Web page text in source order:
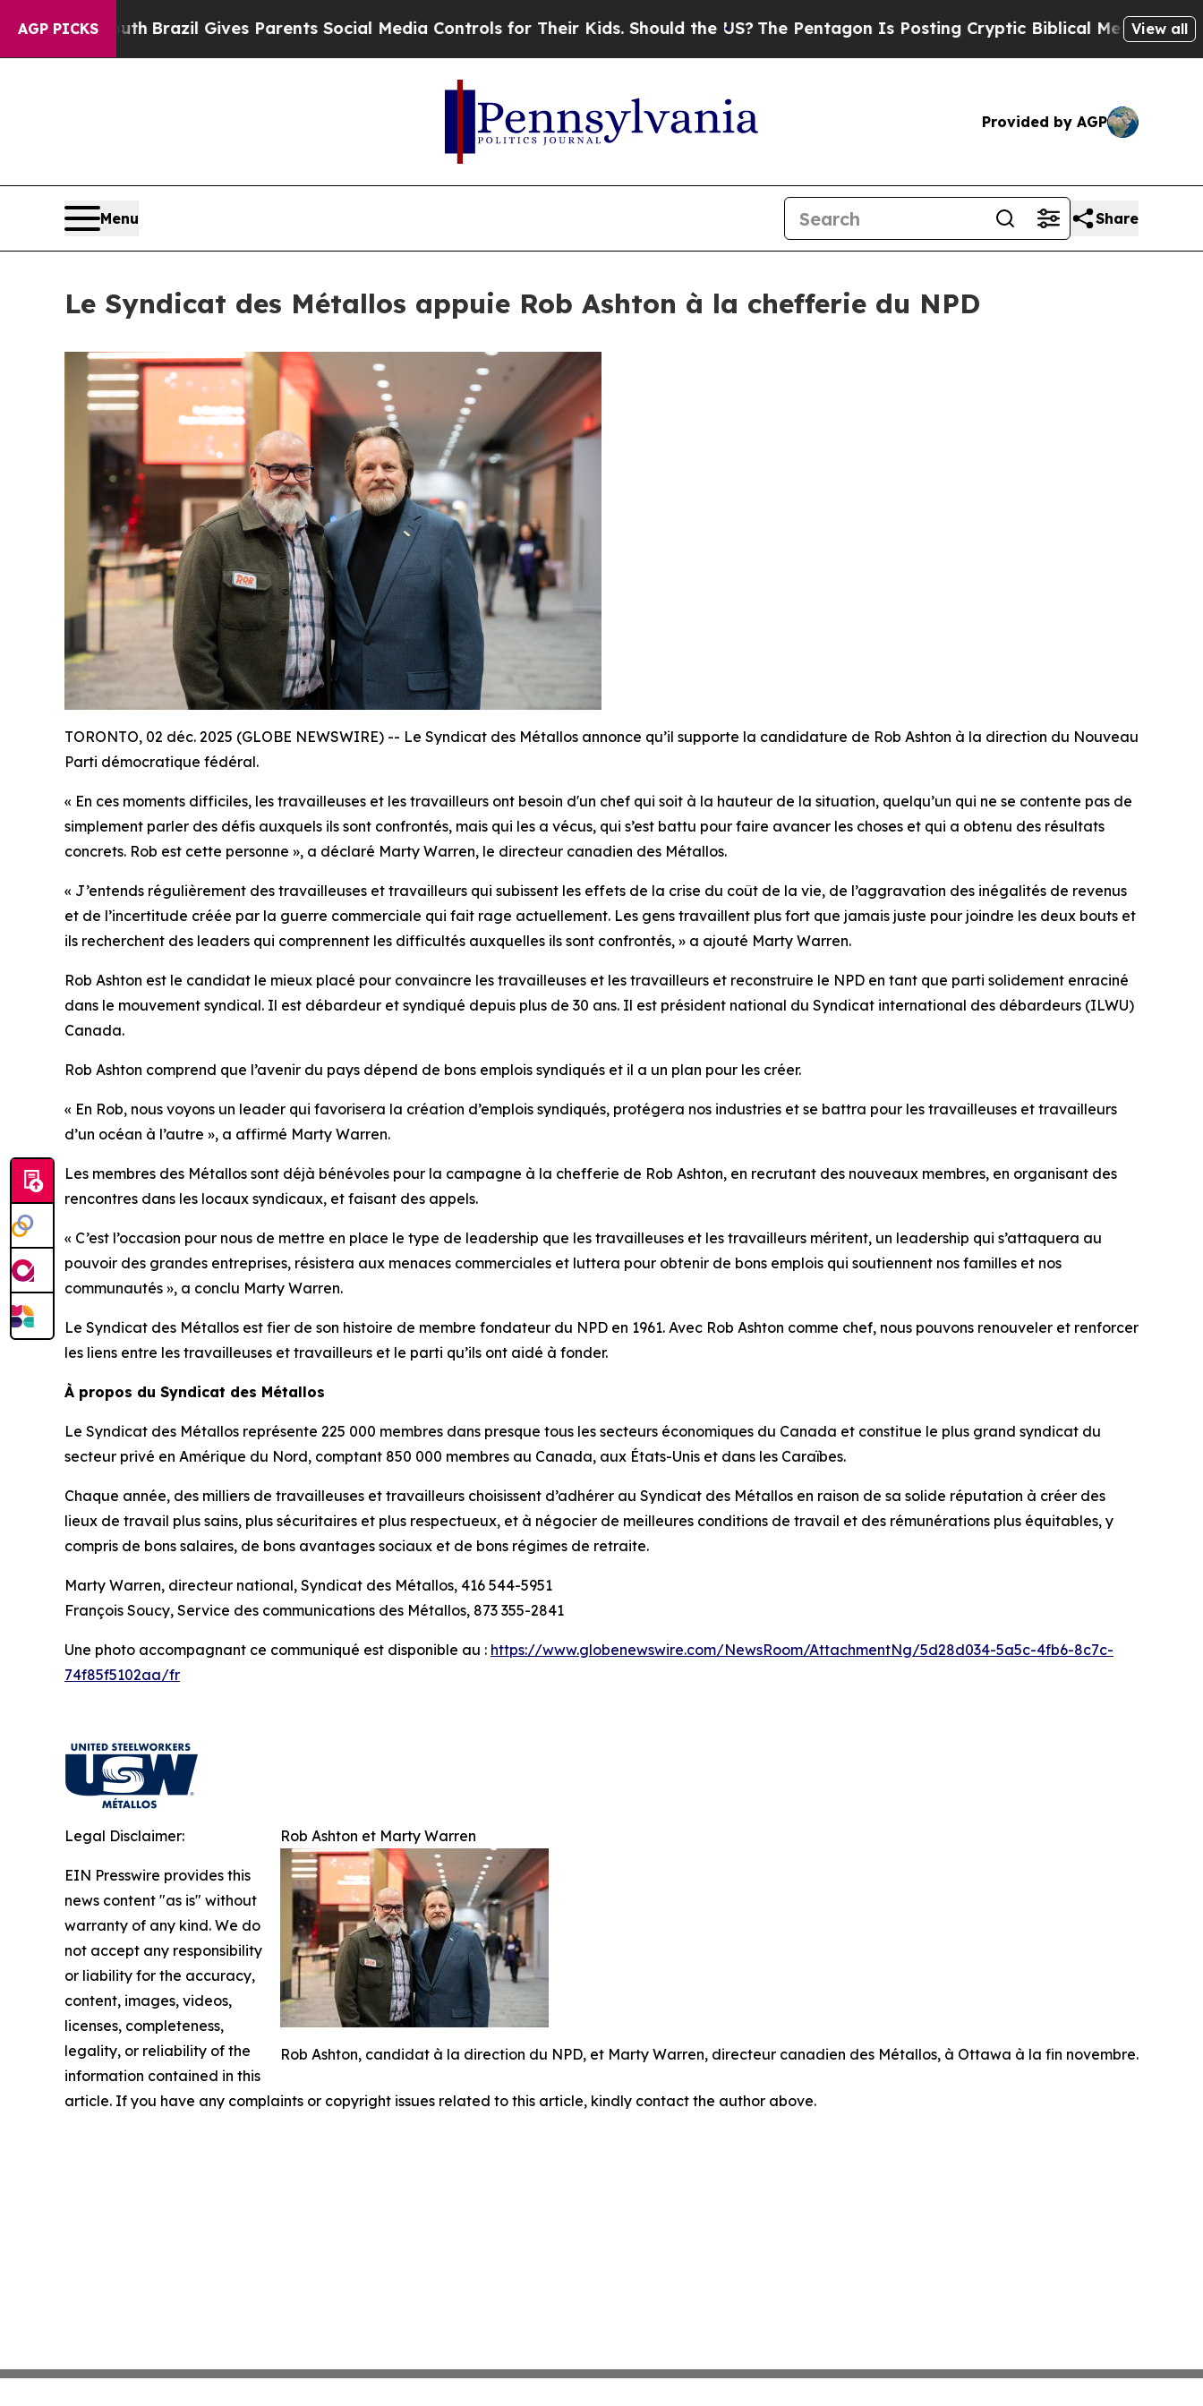
AGP PICKS
YouthBrazil Gives Parents Social Media Controls for Their Kids. Should the US?The Pentagon Is Posting Cryptic Biblical Messages on Social
View all
Provided by AGP
Menu Share
Le Syndicat des Métallos appuie Rob Ashton à la chefferie du NPD
TORONTO, 02 déc. 2025 (GLOBE NEWSWIRE) -- Le Syndicat des Métallos annonce qu’il supporte la candidature de Rob Ashton à la direction du Nouveau
Parti démocratique fédéral.
« En ces moments difficiles, les travailleuses et les travailleurs ont besoin d'un chef qui soit à la hauteur de la situation, quelqu’un qui ne se contente pas de
simplement parler des défis auxquels ils sont confrontés, mais qui les a vécus, qui s’est battu pour faire avancer les choses et qui a obtenu des résultats
concrets. Rob est cette personne », a déclaré Marty Warren, le directeur canadien des Métallos.
« J’entends régulièrement des travailleuses et travailleurs qui subissent les effets de la crise du coût de la vie, de l’aggravation des inégalités de revenus
et de l’incertitude créée par la guerre commerciale qui fait rage actuellement. Les gens travaillent plus fort que jamais juste pour joindre les deux bouts et
ils recherchent des leaders qui comprennent les difficultés auxquelles ils sont confrontés, » a ajouté Marty Warren.
Rob Ashton est le candidat le mieux placé pour convaincre les travailleuses et les travailleurs et reconstruire le NPD en tant que parti solidement enraciné
dans le mouvement syndical. Il est débardeur et syndiqué depuis plus de 30 ans. Il est président national du Syndicat international des débardeurs (ILWU)
Canada.
Rob Ashton comprend que l’avenir du pays dépend de bons emplois syndiqués et il a un plan pour les créer.
« En Rob, nous voyons un leader qui favorisera la création d’emplois syndiqués, protégera nos industries et se battra pour les travailleuses et travailleurs
d’un océan à l’autre », a affirmé Marty Warren.
Les membres des Métallos sont déjà bénévoles pour la campagne à la chefferie de Rob Ashton, en recrutant des nouveaux membres, en organisant des
rencontres dans les locaux syndicaux, et faisant des appels.
« C’est l’occasion pour nous de mettre en place le type de leadership que les travailleuses et les travailleurs méritent, un leadership qui s’attaquera au
pouvoir des grandes entreprises, résistera aux menaces commerciales et luttera pour obtenir de bons emplois qui soutiennent nos familles et nos
communautés », a conclu Marty Warren.
Le Syndicat des Métallos est fier de son histoire de membre fondateur du NPD en 1961. Avec Rob Ashton comme chef, nous pouvons renouveler et renforcer
les liens entre les travailleuses et travailleurs et le parti qu’ils ont aidé à fonder.
À propos du Syndicat des Métallos
Le Syndicat des Métallos représente 225 000 membres dans presque tous les secteurs économiques du Canada et constitue le plus grand syndicat du
secteur privé en Amérique du Nord, comptant 850 000 membres au Canada, aux États-Unis et dans les Caraïbes.
Chaque année, des milliers de travailleuses et travailleurs choisissent d’adhérer au Syndicat des Métallos en raison de sa solide réputation à créer des
lieux de travail plus sains, plus sécuritaires et plus respectueux, et à négocier de meilleures conditions de travail et des rémunérations plus équitables, y
compris de bons salaires, de bons avantages sociaux et de bons régimes de retraite.
Marty Warren, directeur national, Syndicat des Métallos, 416 544-5951
François Soucy, Service des communications des Métallos, 873 355-2841
Une photo accompagnant ce communiqué est disponible au : https://www.globenewswire.com/NewsRoom/AttachmentNg/5d28d034-5a5c-4fb6-8c7c-
74f85f5102aa/fr
Rob Ashton et Marty Warren
Rob Ashton, candidat à la direction du NPD, et Marty Warren, directeur canadien des Métallos, à Ottawa à la fin novembre.
Legal Disclaimer:
EIN Presswire provides this
news content "as is" without
warranty of any kind. We do
not accept any responsibility
or liability for the accuracy,
content, images, videos,
licenses, completeness,
legality, or reliability of the
information contained in this
article. If you have any complaints or copyright issues related to this article, kindly contact the author above.